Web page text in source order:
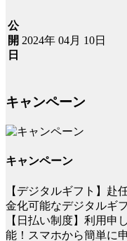
公
開
日
2024年 04月 10日
キャンペーン
キャンペーン
【デジタルギフト】赴
金化可能なデジタルギ
【日払い制度】利用申
能！スマホから簡単に